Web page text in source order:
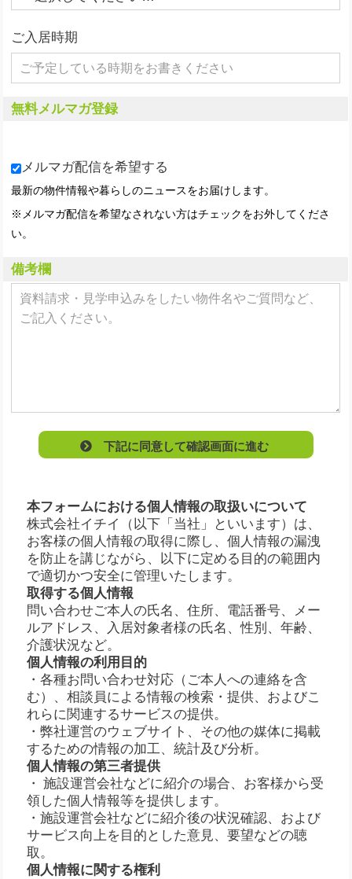
ご入居時期
無料メルマガ登録
メルマガ配信を希望する
最新の物件情報や暮らしのニュースをお届けします。
※メルマガ配信を希望なされない方はチェックをお外してくださ
い。
備考欄
下記に同意して確認画面に進む
本フォームにおける個人情報の取扱いについて
株式会社イチイ（以下「当社」といいます）は、
お客様の個人情報の取得に際し、個人情報の漏洩
を防止を講じながら、以下に定める目的の範囲内
で適切かつ安全に管理いたします。
取得する個人情報
問い合わせご本人の氏名、住所、電話番号、メー
ルアドレス、入居対象者様の氏名、性別、年齢、
介護状況など。
個人情報の利用目的
・各種お問い合わせ対応（ご本人への連絡を含
む）、相談員による情報の検索・提供、およびこ
れらに関連するサービスの提供。
・弊社運営のウェブサイト、その他の媒体に掲載
するための情報の加工、統計及び分析。
個人情報の第三者提供
・ 施設運営会社などに紹介の場合、お客様から受
領した個人情報等を提供します。
・施設運営会社などに紹介後の状況確認、および
サービス向上を目的とした意見、要望などの聴
取。
個人情報に関する権利